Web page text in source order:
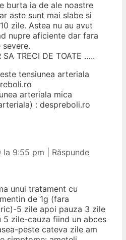
burta ia de ale noastre
aste sunt mai slabe si
zile. Astea nu au avut
nupre aficiente dar fara
SA TRECI DE TOATE …..
tensiunea arteriala
arteriala mica
: despreboli.ro
la 9:55 pm
Răspunde
unui tratament cu
de 1g (fara
5 zile apoi pauza 3 zile
5 zile-cauza fiind un abces
peste cateva zile am